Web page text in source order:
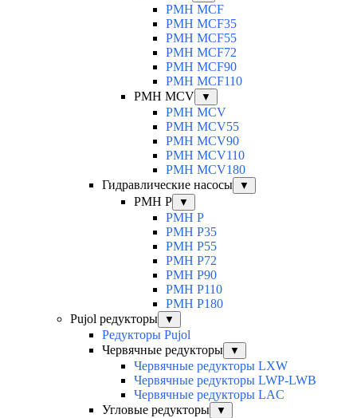
PMH MCF
PMH MCF35
PMH MCF55
PMH MCF72
PMH MCF90
PMH MCF110
PMH MCV
▼
PMH MCV
PMH MCV55
PMH MCV90
PMH MCV110
PMH MCV180
Гидравлические насосы
▼
PMH P ▼
PMH P
PMH P35
PMH P55
PMH P72
PMH P90
PMH P110
PMH P180
Pujol редукторы
▼
Редукторы Pujol
Червячные редукторы
▼
Червячные редукторы LXW
Червячные редукторы LWP-LWB
Червячные редукторы LAC
Угловые редукторы
▼